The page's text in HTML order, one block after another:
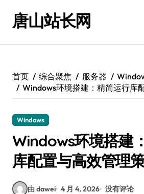
唐山站长网
首页 综合聚焦 服务器
Windows环境搭建：精简运行库
Windows
Windows环境搭建
库配置与高效管理
由 dawei 4 月 4, 2026 没有评论